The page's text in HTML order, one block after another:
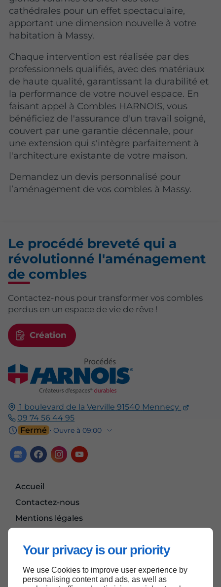
Your privacy is our priority
We use Cookies to improve user experience by
personalising content and ads, as well as
cathédrales pour un effet spectaculaire,
apportant une dimension nouvelle à votre
habitation à Massy.
Chaque intervention est réalisée par des
professionnels qualifiés, avec des matériaux
de haute qualité, garantissant la durabilité et
la performance de votre nouvel espace. En
faisant appel à Combles HARNOIS, vous
bénéficiez de l'assurance d'un travail soigné,
couvert par une garantie décennale, pour
une extension qui s'intègre parfaitement à
l'architecture existante de votre maison.
Demandez un devis personnalisé pour
l’aménagement de vos combles à Massy.
1 boulevard de la Verville 91540 Mennecy
09 74 56 44 95
Fermé ⋅ Ouvre à 09:00
Accueil
Contactez-nous
Mentions légales
Le procédé breveté qui a
révolutionné l'aménagement
de combles
Contactez-nous pour transformer vos combles
perdus en un espace de vie de rêve !
Création
Haut de page